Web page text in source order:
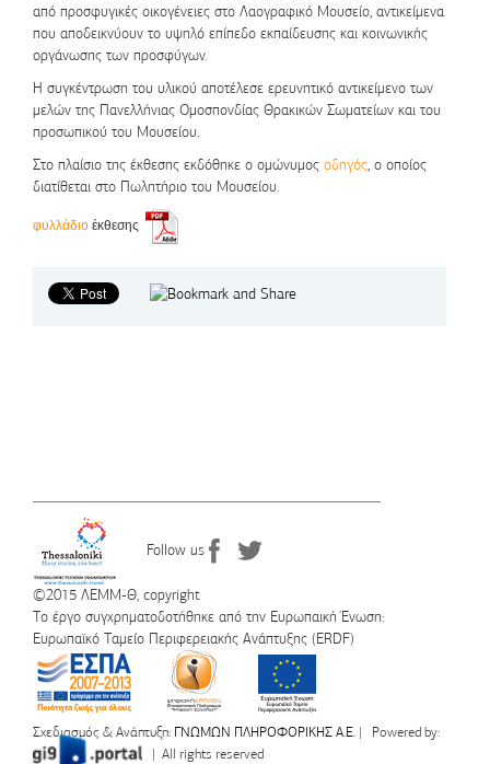
από προσφυγικές οικογένειες στο Λαογραφικό Μουσείο, αντικείμενα
που αποδεικνύουν το υψηλό επίπεδο εκπαίδευσης και κοινωνικής
οργάνωσης των προσφύγων.
Η συγκέντρωση του υλικού αποτέλεσε ερευνητικό αντικείμενο των
μελών της Πανελλήνιας Ομοσπονδίας Θρακικών Σωματείων και του
προσωπικού του Μουσείου.
Στο πλαίσιο της έκθεσης εκδόθηκε ο ομώνυμος οδηγός, ο οποίος
διατίθεται στο Πωλητήριο του Μουσείου.
φυλλάδιο έκθεσης
Follow us
©2015 ΛΕΜΜ-Θ, copyright
Το έργο συγχρηματοδοτήθηκε από την Ευρωπαική Ένωση:
Ευρωπαϊκό Ταμείο Περιφερειακής Ανάπτυξης (ERDF)
Σχεδιασμός & Ανάπτυξη: ΓΝΩΜΩΝ ΠΛΗΡΟΦΟΡΙΚΗΣ Α.Ε. | Powered by:
| All rights reserved